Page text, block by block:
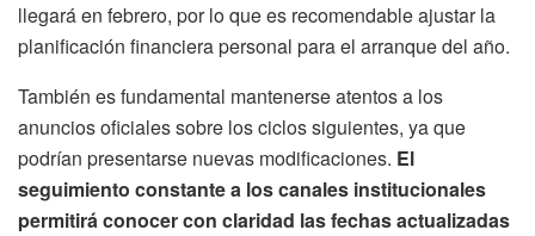
llegará en febrero, por lo que es recomendable ajustar la
planificación financiera personal para el arranque del año.
También es fundamental mantenerse atentos a los
anuncios oficiales sobre los ciclos siguientes, ya que
podrían presentarse nuevas modificaciones. El
seguimiento constante a los canales institucionales
permitirá conocer con claridad las fechas actualizadas